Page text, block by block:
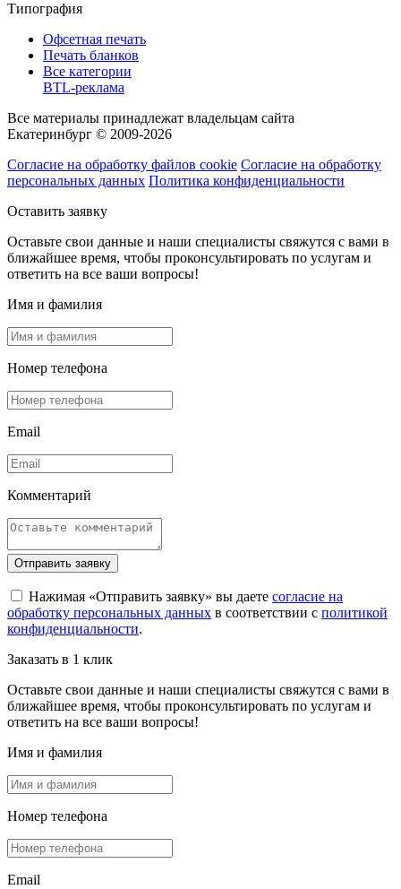
Типография
Офсетная печать
Печать бланков
Все категории
BTL-реклама
Все материалы принадлежат владельцам сайта
Екатеринбург © 2009-2026
Согласие на обработку файлов cookie Согласие на обработку
персональных данных Политика конфиденциальности
Оставить заявку
Оставьте свои данные и наши специалисты свяжутся с вами в
ближайшее время, чтобы проконсультировать по услугам и
ответить на все ваши вопросы!
Имя и фамилия
Номер телефона
Email
Комментарий
Отправить заявку
Нажимая «Отправить заявку» вы даете согласие на
обработку персональных данных в соответствии с политикой
конфиденциальности.
Заказать в 1 клик
Оставьте свои данные и наши специалисты свяжутся с вами в
ближайшее время, чтобы проконсультировать по услугам и
ответить на все ваши вопросы!
Имя и фамилия
Номер телефона
Email